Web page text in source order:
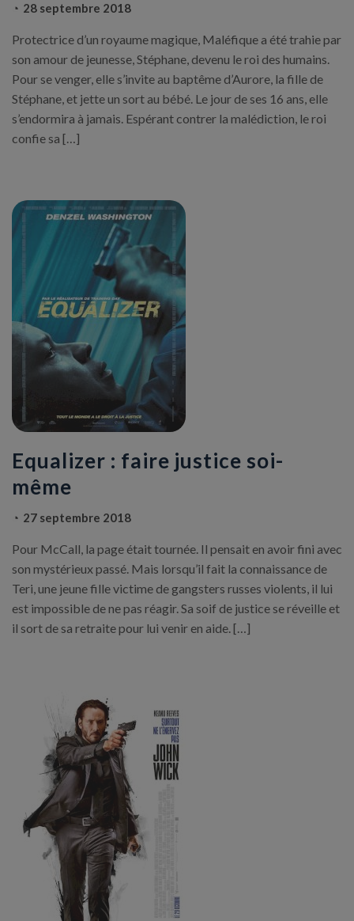
28 septembre 2018
Protectrice d’un royaume magique, Maléfique a été trahie par
son amour de jeunesse, Stéphane, devenu le roi des humains.
Pour se venger, elle s’invite au baptême d’Aurore, la fille de
Stéphane, et jette un sort au bébé. Le jour de ses 16 ans, elle
s’endormira à jamais. Espérant contrer la malédiction, le roi
confie sa […]
Equalizer : faire justice soi-
même
27 septembre 2018
Pour McCall, la page était tournée. Il pensait en avoir fini avec
son mystérieux passé. Mais lorsqu’il fait la connaissance de
Teri, une jeune fille victime de gangsters russes violents, il lui
est impossible de ne pas réagir. Sa soif de justice se réveille et
il sort de sa retraite pour lui venir en aide. […]